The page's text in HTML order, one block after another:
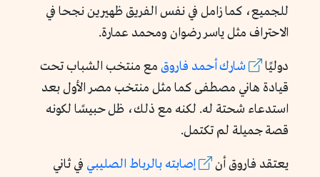
للجميع، كما زامل في نفس الفريق ظهيرين نجحا في
الاحتراف مثل ياسر رضوان ومحمد عمارة.
دوليًا شارك أحمد فاروق مع منتخب الشباب تحت
قيادة هاني مصطفى كما مثل منتخب مصر الأول بعد
استدعاء شحتة له. لكنه مع ذلك، ظل حبيسًا لكونه
قصة جميلة لم تكتمل.
يعتقد فاروق أن إصابته بالرباط الصليبي في ثاني